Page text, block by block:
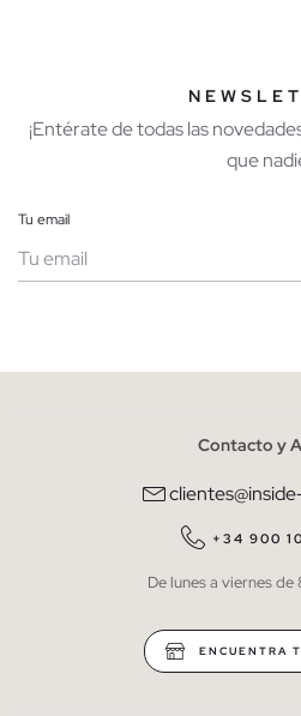
¡Entérate de todas las
que
Tu email
He leído y entiendo lapolítica de
QUIERO
* Puedes cancelar la suscripción
Contacto y
+34 900
De lunes a viernes
ENCUENTRA